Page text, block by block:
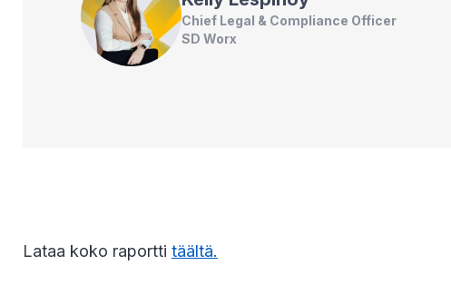
Chief Legal & Compliance Officer
SD Worx
Lataa koko raportti täältä.